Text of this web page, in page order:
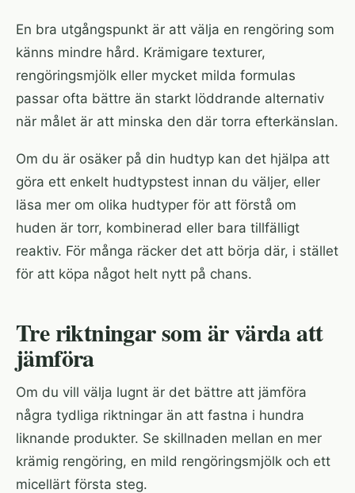
En bra utgångspunkt är att välja en rengöring som
känns mindre hård. Krämigare texturer,
rengöringsmjölk eller mycket milda formulas
passar ofta bättre än starkt löddrande alternativ
när målet är att minska den där torra efterkänslan.
Om du är osäker på din hudtyp kan det hjälpa att
göra ett enkelt hudtypstest innan du väljer, eller
läsa mer om olika hudtyper för att förstå om
huden är torr, kombinerad eller bara tillfälligt
reaktiv. För många räcker det att börja där, i stället
för att köpa något helt nytt på chans.
Tre riktningar som är värda att
jämföra
Om du vill välja lugnt är det bättre att jämföra
några tydliga riktningar än att fastna i hundra
liknande produkter. Se skillnaden mellan en mer
krämig rengöring, en mild rengöringsmjölk och ett
micellärt första steg.